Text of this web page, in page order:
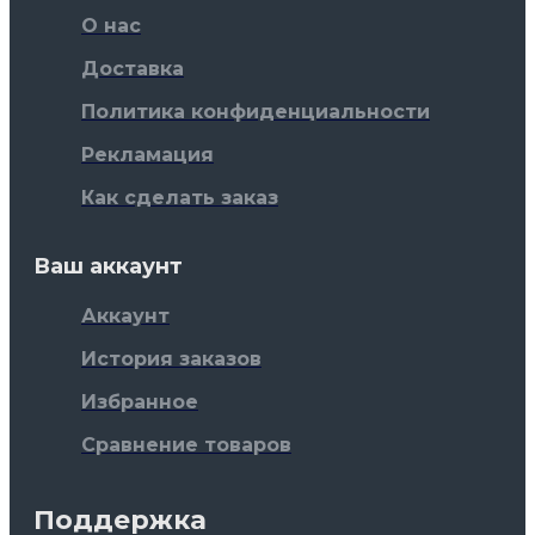
О нас
Доставка
Политика конфиденциальности
Рекламация
Как сделать заказ
Ваш аккаунт
Аккаунт
История заказов
Избранное
Сравнение товаров
Поддержка